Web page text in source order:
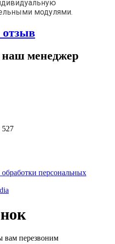
модулями.
отзыв
наш менеджер
527
персональных
вам перезвоним